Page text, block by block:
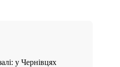
у Чернівцях